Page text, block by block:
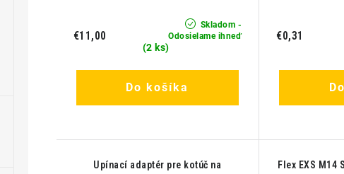
Skladom -
Odosielame ihneď
(2 ks)
€11,00
Do košíka
€0,31
Upínací adaptér pre kotúč na
Flex EXS M14